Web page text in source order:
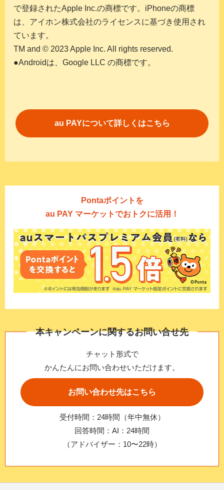
で登録されたApple Inc.の商標です。iPhoneの商標
は、アイホン株式会社のライセンスに基づき使用され
ています。
TM and © 2023 Apple Inc. All rights reserved.
●Androidは、Google LLC の商標です。
au PAYについて詳しくはこちら
Pontaポイントを
au PAY マーケットでおトクに活用！
本キャンペーンに関するお問い合せ先
チャット形式で
かんたんにお問い合わせいただけます。
お問い合わせ先はこちら
受付時間：24時間（年中無休）
回答時間：AI：24時間
（アドバイザー：10〜22時）